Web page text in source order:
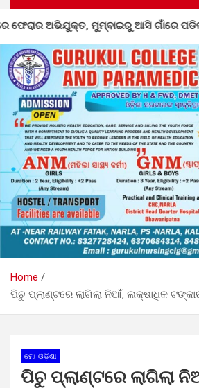
ପଡିଲା ଧରା ଅବ୍ୟବସ୍ଥାରେ
Home
ପିଚୁ ପ୍ଲାଣ୍ଟରେ ଲାଗିଲା ନିଆଁ, ଲକ୍ଷାଧିକ
ମୋ ଓଡ଼ିଶା
ପିଚୁ ପ୍ଲାଣ୍ଟରେ ଲାଗିଲା